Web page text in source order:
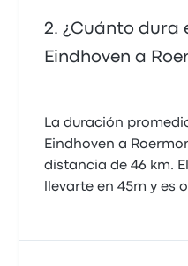
¿Cuánto dura
Eindhoven a
La duración
Eindhoven a
distancia de 46 km.
llevarte en 45m y es